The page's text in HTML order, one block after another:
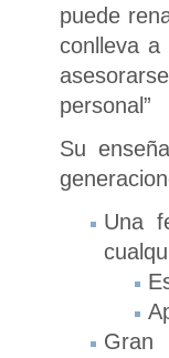
puede
conlleva
personal”
Su
Una
Gran